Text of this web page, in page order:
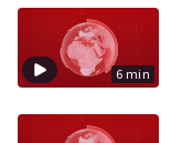
6 min